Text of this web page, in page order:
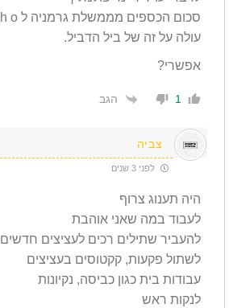
סכום הכספים מממשלת גרמניה ל w h o
עולה על זה של ביל הדביל.
אפשרי?
1 הגב
צביה
לפני 3 שנים
היה תענוג צרוף
לעבוד במה שאני אוהבת
להעביר שתילים רכים לעציצים חדשים
לשתול פקעות, קקטוסים בעציצים
עבודות בית כגון כביסה, נקיונות
לנקות ראש